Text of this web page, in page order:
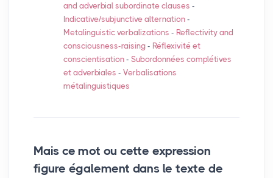
and adverbial subordinate clauses -
Indicative/subjunctive alternation-
Metalinguistic verbalizations - Reflectivity and
consciousness-raising- Réflexivité et
conscientisation- Subordonnées complétives
et adverbiales - Verbalisations
métalinguistiques
Mais ce mot ou cette expression
figure également dans le texte de